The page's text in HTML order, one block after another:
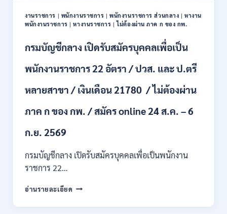
งานราชการ | พนักงานราชการ |พนักงานราชการ ส่วนกลาง |หางาน
พนักงานราชการ |หางานราชการ |ไม่ต้องผ่าน ภาค ก ของ กพ.
กรมบัญชีกลาง เปิดรับสมัครบุคคลเพื่อเป็น
พนักงานราชการ 22 อัตรา / ปวส. และ ป.ตรี
หลายสาขา / เงินเดือน 21780 / ไม่ต้องผ่าน
ภาค ก ของ กพ. / สมัคร online 24 ส.ค. – 6
ก.ย. 2569
กรมบัญชีกลาง เปิดรับสมัครบุคคลเพื่อเป็นพนักงาน
ราชการ 22…
อ่านรายละเอียด กรม
กลาง